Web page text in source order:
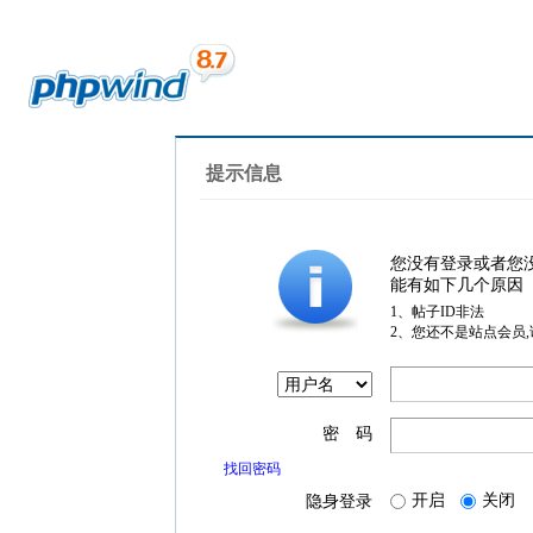
提示信息
您没有登录或者您
能有如下几个原因
1、帖子ID非法
2、您还不是站点会员
密 码
找回密码
隐身登录 开启 关闭